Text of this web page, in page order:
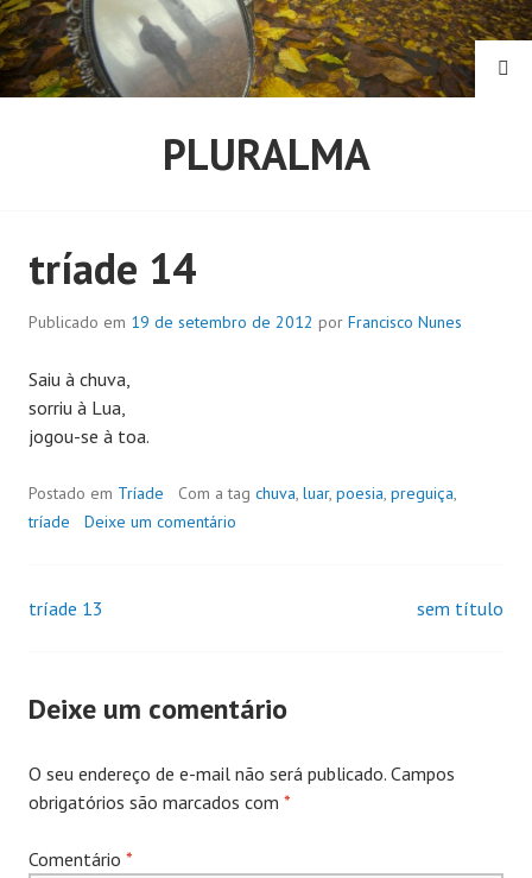
Pular
para
o
conteúdo
PLURALMA
tríade 14
Publicado em 19 de setembro de 2012 por Francisco Nunes
Saiu à chuva,
sorriu à Lua,
jogou-se à toa.
Postado em Tríade Com a tag chuva, luar, poesia, preguiça,
tríade
Deixe um comentário
Navegação
Posts
tríade 13 sem título
Deixe um comentário
O seu endereço de e-mail não será publicado. Campos
obrigatórios são marcados com *
Comentário *